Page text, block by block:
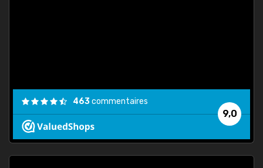
9,0
463commentaires